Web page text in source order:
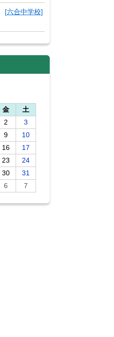
[六合中学校]
金
土
2
3
9
10
16
17
23
24
30
31
6 7